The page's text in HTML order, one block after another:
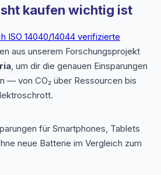
kaufen wichtig ist
ISO 14040/14044 verifizierte
aus unserem Forschungsprojekt
, um dir die genauen Einsparungen
— von CO₂ über Ressourcen bis
für Smartphones, Tablets
neue Batterie im Vergleich zum